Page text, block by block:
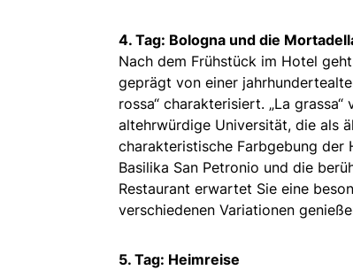
4. Tag: Bologna und die
Nach dem Frühstück im Hotel
geprägt von einer
rossa“ charakterisiert. „La
altehrwürdige Universität, die als
charakteristische Farbgebung der
Basilika San Petronio und die
Restaurant erwartet Sie eine
verschiedenen Variationen
5. Tag: Heimreise